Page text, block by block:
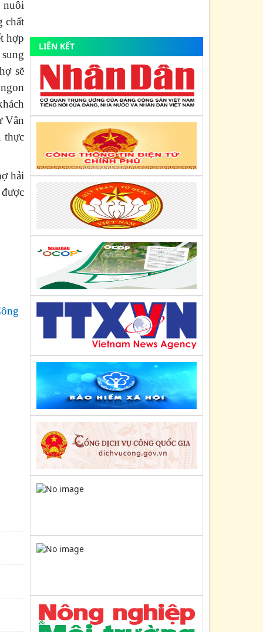
nuôi
chất
hợp
sẽ
Vân
thực
hải
Kế hoạch số: 1203/KH-TT
Ngày : 28/08/2025
Kế hoạch tổ chức các hoạt động kỷ niệm
80 năm Cách mạng tháng Tám thành
công (19/8/1945-...
Nghị quyết số: Nghị quyết số: 836/NQ-
Ngày : 31/07/2025
Về việc bầu bổ sung Ủy viên Ban Chấp
hành Liên minh HTX Việt Nam khóa VI,
nhiệm kỳ 2020-2025 (đồng...
Kế hoạch số: 169/KH-UBND
Ngày : 26/06/2025
Kế hoạch triển khai phong trào "Bình
dân học vụ số" trên địa bàn tỉnh Quảng
Kế hoạch số: 168/KH-UBND
Kế hoạch thực hiện Nghị quyết số
138/NQ-CP ngày 16/5/2025 và Nghị
quyết 139/NQ-CP ngày 17/5/2025...
Nghị định số: 156/2025/NĐ-CP
Ngày : 16/06/2025
Sửa đổi, bổ sung một số điều của Nghị
định số 55/2015/NĐ-CP ngày 09 tháng 6
năm 2015 của Chính phủ...
Quyết định số: 22/QĐ-LMHTX
Ngày : 21/05/2025
Về việc ban hành Quy chế quản lý và sử
dụng Biểu trưng (Logo) của Liên minh
Kế hoạch số: 104/KH-UBND
Ngày : 08/04/2025
Công văn số: 1361/UBND-TC
Ngày : 06/05/2025
LIÊN KẾT